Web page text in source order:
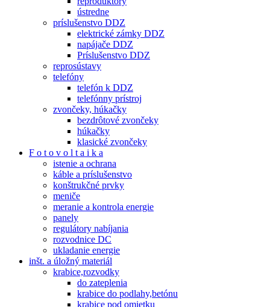
ústredne
príslušenstvo DDZ
elektrické zámky DDZ
napájače DDZ
Príslušenstvo DDZ
reprosústavy
telefóny
telefón k DDZ
telefónny prístroj
zvončeky, húkačky
bezdrôtové zvončeky
húkačky
klasické zvončeky
F o t o v o l t a i k a
istenie a ochrana
káble a príslušenstvo
konštrukčné prvky
meniče
meranie a kontrola energie
panely
regulátory nabíjania
rozvodnice DC
ukladanie energie
inšt. a úložný materiál
krabice,rozvodky
do zateplenia
krabice do podlahy,betónu
krabice pod omietku